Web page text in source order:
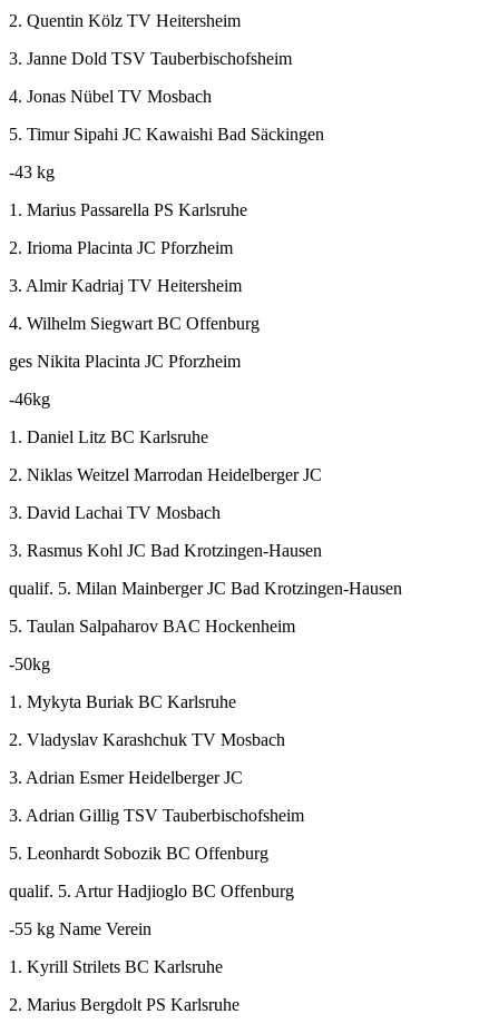
2. Quentin Kölz TV Heitersheim
3. Janne Dold TSV Tauberbischofsheim
4. Jonas Nübel TV Mosbach
5. Timur Sipahi JC Kawaishi Bad Säckingen
-43 kg
1. Marius Passarella PS Karlsruhe
2. Irioma Placinta JC Pforzheim
3. Almir Kadriaj TV Heitersheim
4. Wilhelm Siegwart BC Offenburg
ges Nikita Placinta JC Pforzheim
-46kg
1. Daniel Litz BC Karlsruhe
2. Niklas Weitzel Marrodan Heidelberger JC
3. David Lachai TV Mosbach
3. Rasmus Kohl JC Bad Krotzingen-Hausen
qualif. 5. Milan Mainberger JC Bad Krotzingen-Hausen
5. Taulan Salpaharov BAC Hockenheim
-50kg
1. Mykyta Buriak BC Karlsruhe
2. Vladyslav Karashchuk TV Mosbach
3. Adrian Esmer Heidelberger JC
3. Adrian Gillig TSV Tauberbischofsheim
5. Leonhardt Sobozik BC Offenburg
qualif. 5. Artur Hadjioglo BC Offenburg
-55 kg Name Verein
1. Kyrill Strilets BC Karlsruhe
2. Marius Bergdolt PS Karlsruhe